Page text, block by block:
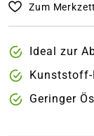
Zum
Ideal zur
Kunststoff-
Geringer